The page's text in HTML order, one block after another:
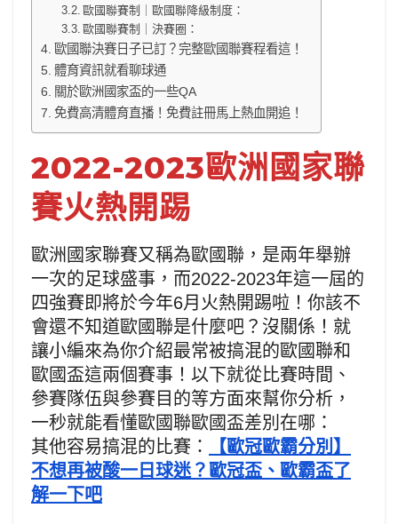
歐國聯賽制｜歐國聯降級制度：
歐國聯賽制｜決賽圈：
歐國聯決賽日子已訂？完整歐國聯賽程看這！
體育資訊就看聊球通
關於歐洲國家盃的一些QA
免費高清體育直播！免費註冊馬上熱血開追！
2022-2023歐洲國家聯
賽火熱開踢
歐洲國家聯賽又稱為歐國聯，是兩年舉辦
一次的足球盛事，而2022-2023年這一屆的
四強賽即將於今年6月火熱開踢啦！你該不
會還不知道歐國聯是什麼吧？沒關係！就
讓小編來為你介紹最常被搞混的歐國聯和
歐國盃這兩個賽事！以下就從比賽時間、
參賽隊伍與參賽目的等方面來幫你分析，
一秒就能看懂歐國聯歐國盃差別在哪：
其他容易搞混的比賽：
【歐冠歐霸分別】
不想再被酸一日球迷？歐冠盃、歐霸盃了
解一下吧